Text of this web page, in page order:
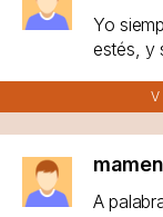
Yo
estés, y
mamen
A